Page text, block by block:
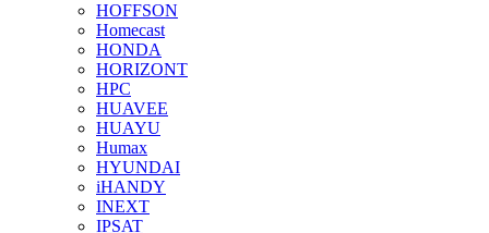
HOFFSON
Homecast
HONDA
HORIZONT
HPC
HUAVEE
HUAYU
Humax
HYUNDAI
iHANDY
INEXT
IPSAT